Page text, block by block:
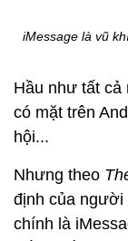
iMessage là vũ
Hầu như tất
có mặt trên
hội...
Nhưng theo
định của người
chính là